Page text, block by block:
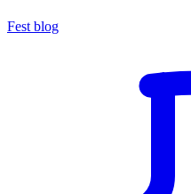
Fest blog